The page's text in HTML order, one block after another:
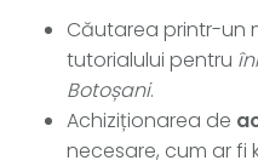
Căutarea printr-un
tutorialului pentru
Botoșani.
Achiziționarea de
necesare, cum ar fi